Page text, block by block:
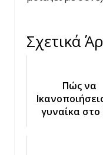
Σχετικά
Πώς να
γυναίκα στο